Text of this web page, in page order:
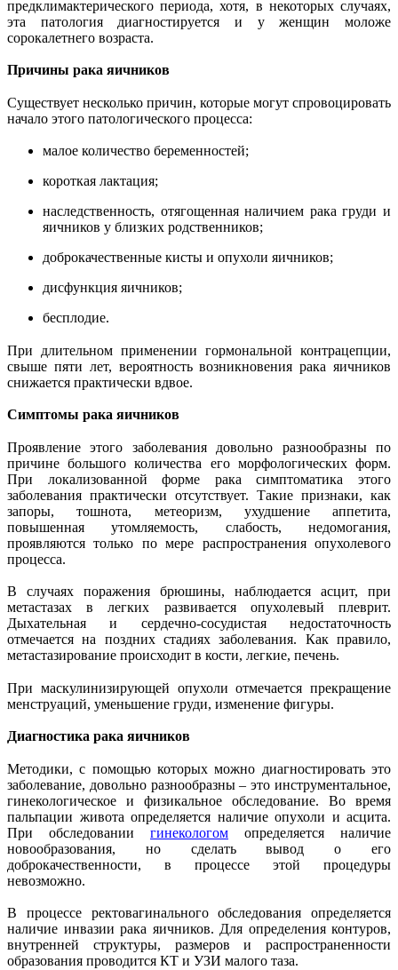
предклимактерического периода, хотя, в некоторых случаях,
эта патология диагностируется и у женщин моложе
сорокалетнего возраста.
Причины рака яичников
Существует несколько причин, которые могут спровоцировать
начало этого патологического процесса:
малое количество беременностей;
короткая лактация;
наследственность, отягощенная наличием рака груди и
яичников у близких родственников;
доброкачественные кисты и опухоли яичников;
дисфункция яичников;
бесплодие.
При длительном применении гормональной контрацепции,
свыше пяти лет, вероятность возникновения рака яичников
снижается практически вдвое.
Симптомы рака яичников
Проявление этого заболевания довольно разнообразны по
причине большого количества его морфологических форм.
При локализованной форме рака симптоматика этого
заболевания практически отсутствует. Такие признаки, как
запоры, тошнота, метеоризм, ухудшение аппетита,
повышенная утомляемость, слабость, недомогания,
проявляются только по мере распространения опухолевого
процесса.
В случаях поражения брюшины, наблюдается асцит, при
метастазах в легких развивается опухолевый плеврит.
Дыхательная и сердечно-сосудистая недостаточность
отмечается на поздних стадиях заболевания. Как правило,
метастазирование происходит в кости, легкие, печень.
При маскулинизирующей опухоли отмечается прекращение
менструаций, уменьшение груди, изменение фигуры.
Диагностика рака яичников
Методики, с помощью которых можно диагностировать это
заболевание, довольно разнообразны – это инструментальное,
гинекологическое и физикальное обследование. Во время
пальпации живота определяется наличие опухоли и асцита.
При обследовании гинекологом определяется наличие
новообразования, но сделать вывод о его
доброкачественности, в процессе этой процедуры
невозможно.
В процессе ректовагинального обследования определяется
наличие инвазии рака яичников. Для определения контуров,
внутренней структуры, размеров и распространенности
образования проводится КТ и УЗИ малого таза.